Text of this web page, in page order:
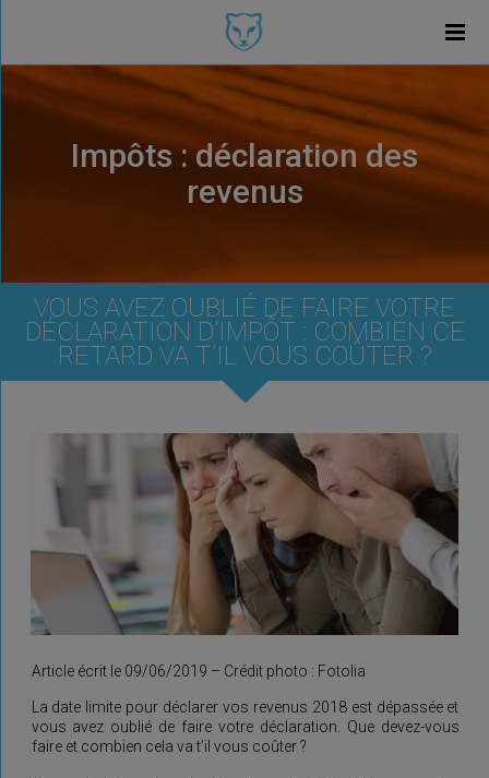
Impôts : déclaration des
revenus
VOUS AVEZ OUBLIÉ DE FAIRE VOTRE
DÉCLARATION D’IMPÔT : COMBIEN CE
RETARD VA T’IL VOUS COÛTER ?
Article écrit le 09/06/2019 – Crédit photo : Fotolia
La date limite pour déclarer vos revenus 2018 est dépassée et
vous avez oublié de faire votre déclaration. Que devez-vous
faire et combien cela va t’il vous coûter ?